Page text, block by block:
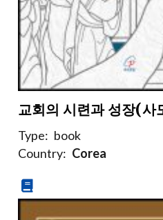
교회의 시련과 성장(사
Type: book
Country: Corea